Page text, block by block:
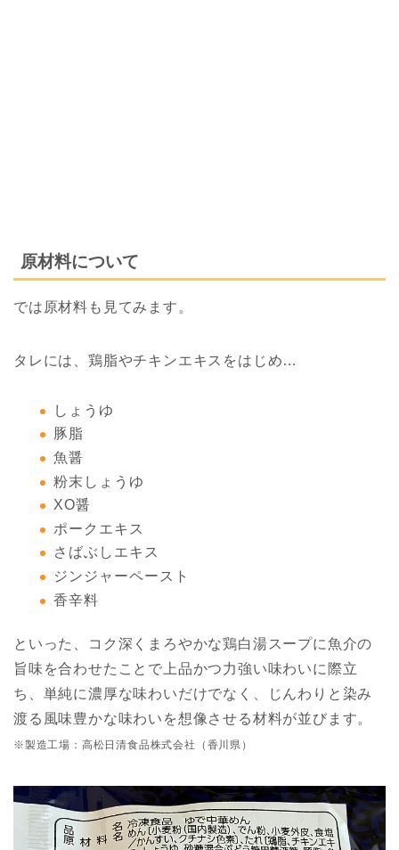
原材料について
では原材料も見てみます。
タレには、鶏脂やチキンエキスをはじめ…
しょうゆ
豚脂
魚醤
粉末しょうゆ
XO醤
ポークエキス
さばぶしエキス
ジンジャーペースト
香辛料
といった、コク深くまろやかな鶏白湯スープに魚介の
旨味を合わせたことで上品かつ力強い味わいに際立
ち、単純に濃厚な味わいだけでなく、じんわりと染み
渡る風味豊かな味わいを想像させる材料が並びます。
※製造工場：高松日清食品株式会社（香川県）